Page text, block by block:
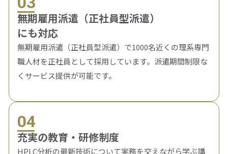
無期雇用派遣（正社員型派遣）
にも対応
無期雇用派遣（正社員型派遣）で1000名近くの理系専門
職人材を正社員として採用しています。派遣期間制限な
くサービス提供が可能です。
04
充実の教育・研修制度
HPLC分析の最新技術について実務を交えながら学ぶ講